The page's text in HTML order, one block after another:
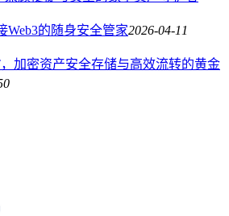
Web3的随身安全管家2026-04-11
，加密资产安全存储与高效流转的黄金